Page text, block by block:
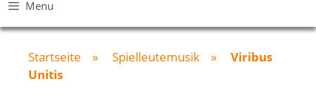
Menu
Startseite » Spielleutemusik » Viribus
Unitis